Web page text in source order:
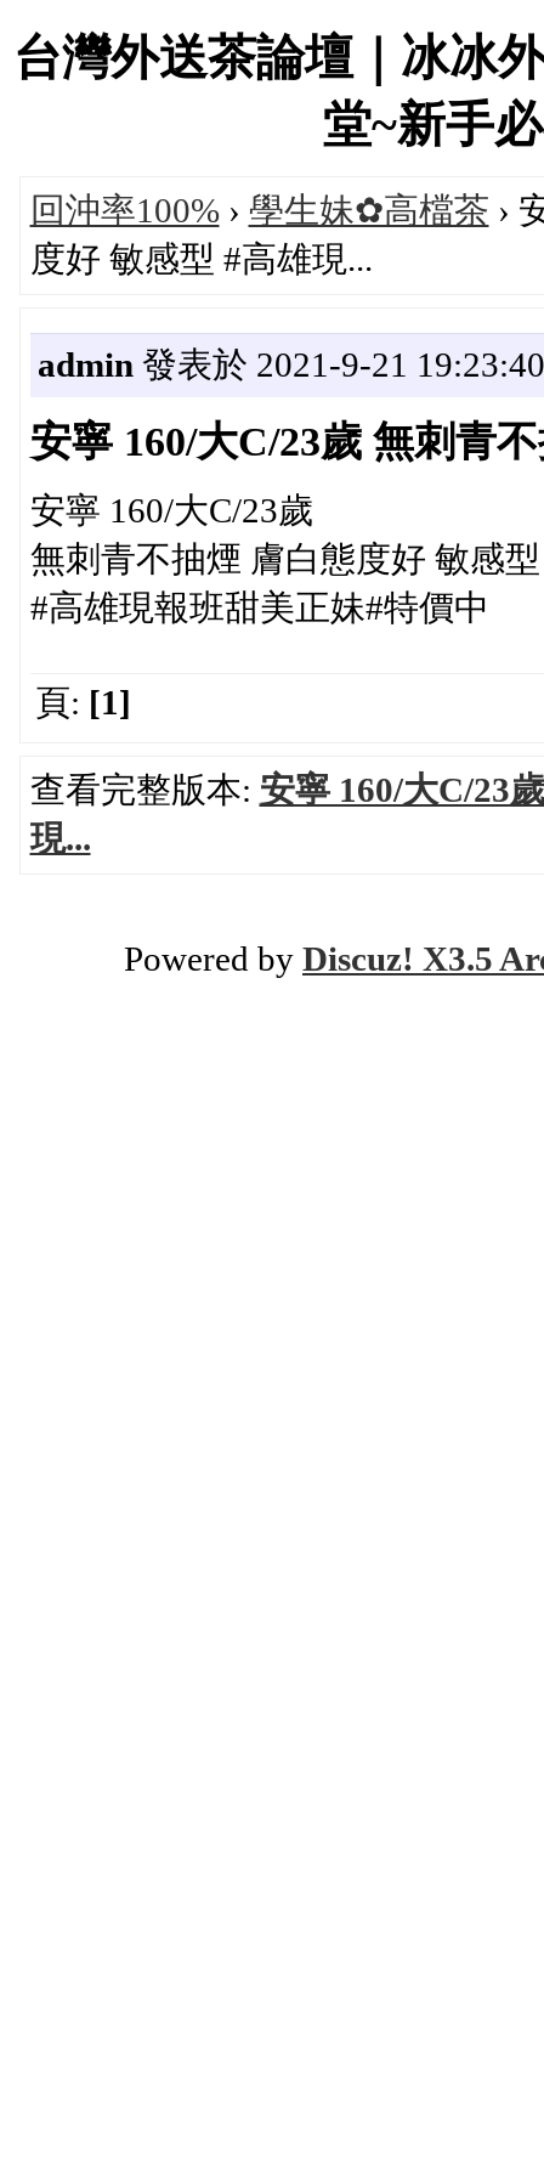
台灣外送茶論壇｜冰冰
堂~新手
回沖率100%› 學生妹✿高檔茶 ›
度好 敏感型 #高雄現...
admin 發表於 2021-9-21 19:23:40
安寧 160/大C/23歲 無刺青
安寧 160/大C/23歲
無刺青不抽煙 膚白態度好 敏感型
#高雄現報班甜美正妹#特價中
頁: [1]
查看完整版本: 安寧 160/大C/23
現...
Powered by Discuz! X3.5